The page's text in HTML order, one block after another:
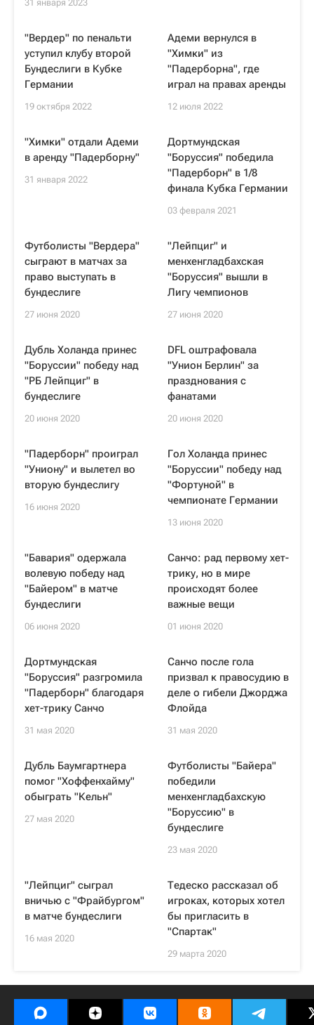
31 января 2023
"Вердер" по пенальти
уступил клубу второй
Бундеслиги в Кубке
Германии
19 октября 2022
Адеми вернулся в
"Химки" из
"Падерборна", где
играл на правах аренды
12 июля 2022
"Химки" отдали Адеми
в аренду "Падерборну"
31 января 2022
Дортмундская
"Боруссия" победила
"Падерборн" в 1/8
финала Кубка Германии
03 февраля 2021
Футболисты "Вердера"
сыграют в матчах за
право выступать в
бундеслиге
27 июня 2020
"Лейпциг" и
менхенгладбахская
"Боруссия" вышли в
Лигу чемпионов
27 июня 2020
Дубль Холанда принес
"Боруссии" победу над
"РБ Лейпциг" в
бундеслиге
20 июня 2020
DFL оштрафовала
"Унион Берлин" за
празднования с
фанатами
20 июня 2020
"Падерборн" проиграл
"Униону" и вылетел во
вторую бундеслигу
16 июня 2020
Гол Холанда принес
"Боруссии" победу над
"Фортуной" в
чемпионате Германии
13 июня 2020
"Бавария" одержала
волевую победу над
"Байером" в матче
бундеслиги
06 июня 2020
Санчо: рад первому хет-
трику, но в мире
происходят более
важные вещи
01 июня 2020
Дортмундская
"Боруссия" разгромила
"Падерборн" благодаря
хет-трику Санчо
31 мая 2020
Санчо после гола
призвал к правосудию в
деле о гибели Джорджа
Флойда
31 мая 2020
Дубль Баумгартнера
помог "Хоффенхайму"
обыграть "Кельн"
27 мая 2020
Футболисты "Байера"
победили
менхенгладбахскую
"Боруссию" в
бундеслиге
23 мая 2020
"Лейпциг" сыграл
вничью с "Фрайбургом"
в матче бундеслиги
16 мая 2020
Тедеско рассказал об
игроках, которых хотел
бы пригласить в
"Спартак"
29 марта 2020